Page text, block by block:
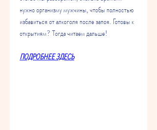
нужно организму мужчины, чтобы полностью
избавиться от алкоголя после запоя. Готовы к
открытиям? Тогда читаем дальше!
ПОДРОБНЕЕ ЗДЕСЬ